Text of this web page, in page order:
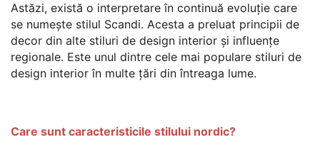
Astăzi, există o interpretare în continuă evoluție care
se numește stilul Scandi. Acesta a preluat principii de
decor din alte stiluri de design interior și influențe
regionale. Este unul dintre cele mai populare stiluri de
design interior în multe țări din întreaga lume.
Care sunt caracteristicile stilului nordic?